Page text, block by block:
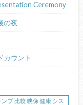
Ceremony
の夜
カウント
プ 比較 映像 健康 シス